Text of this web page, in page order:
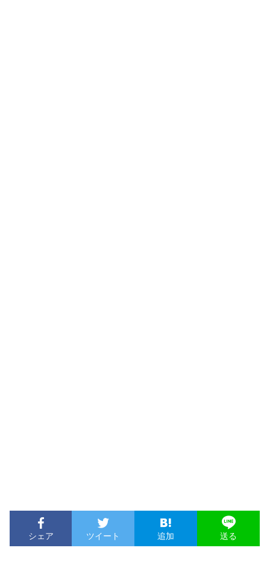
シェア ツイート 追加 送る